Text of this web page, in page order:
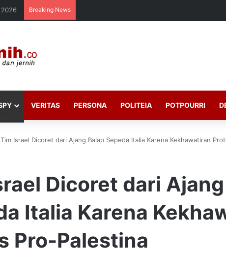
Breaking News
VERITAS PERSONA POLITEIA POTPOURRI
Tim Israel Dicoret dari Ajang Balap Sepeda Italia Karena Kekhawatiran
Dicoret dari
Italia Karena
Pro-Palestina